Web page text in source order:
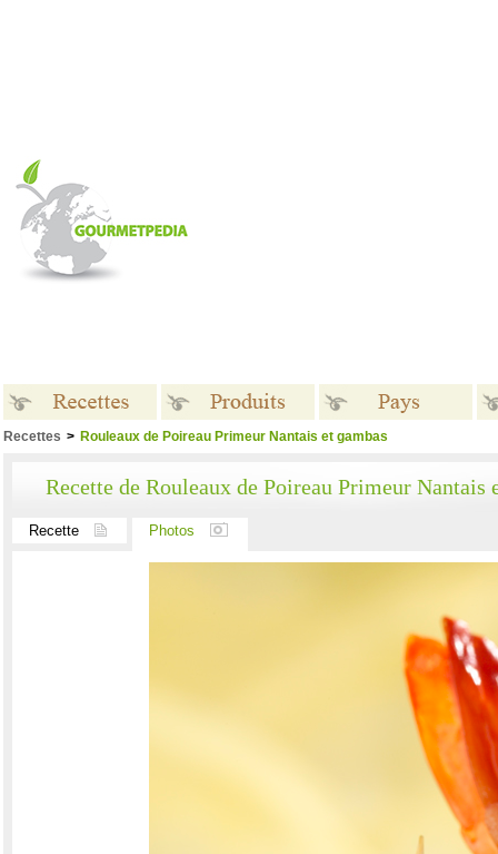
Recettes > Rouleaux de Poireau Primeur Nantais et gambas
Recette de Rouleaux de Poireau Primeur Nantais
Recette Photos
Recettes Produits